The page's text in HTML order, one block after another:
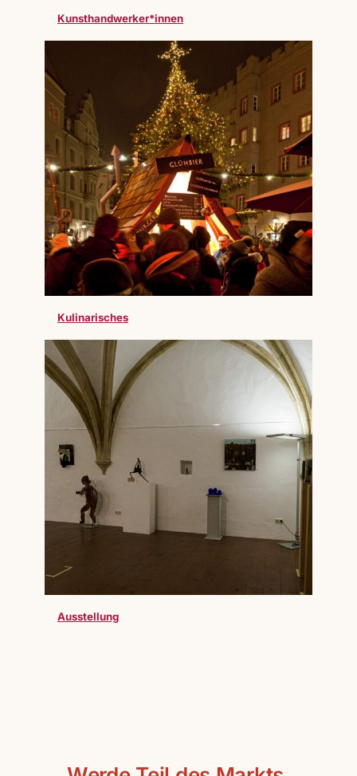
Kunsthandwerker*innen
Kulinarisches
Ausstellung